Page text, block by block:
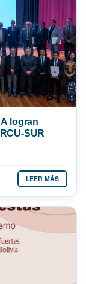
logran
SUR
LEER MÁS